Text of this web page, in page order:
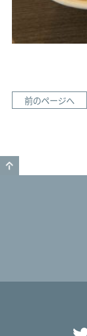
前のページへ